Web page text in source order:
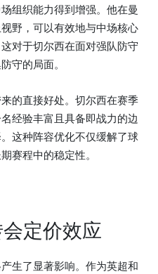
组织能力得到增强。他在曼
野，可以有效地与中场核心
对于切尔西在面对强队防守
守的局面。
的直接好处。切尔西在赛季
经验丰富且具备即战力的边
这种阵容优化不仅缓解了球
赛程中的稳定性。
定价效应
生了显著影响。作为英超和